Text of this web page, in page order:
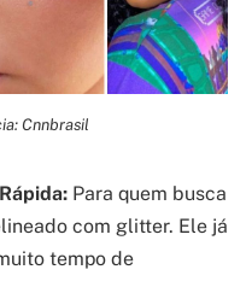
Cnnbrasil
Para quem busca
com glitter. Ele já
tempo de